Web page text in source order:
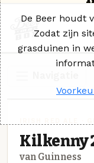
Kilkenny
van Guinness
De Beer houdt
Zodat zijn
grasduinen in